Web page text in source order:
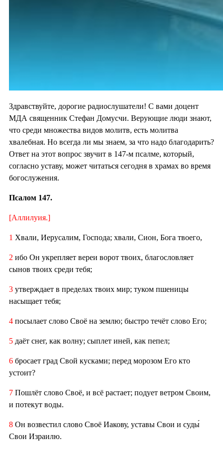
Здравствуйте, дорогие радиослушатели! С вами доцент
МДА священник Стефан Домусчи. Верующие люди знают,
что среди множества видов молитв, есть молитва
хвалебная. Но всегда ли мы знаем, за что надо благодарить?
Ответ на этот вопрос звучит в 147-м псалме, который,
согласно уставу, может читаться сегодня в храмах во время
богослужения.
Псалом 147.
[Аллилуия.]
1 Хвали, Иерусалим, Господа; хвали, Сион, Бога твоего,
2 ибо Он укрепляет вереи ворот твоих, благословляет
сынов твоих среди тебя;
3 утверждает в пределах твоих мир; туком пшеницы
насыщает тебя;
4 посылает слово Своё на землю; быстро течёт слово Его;
5 даёт снег, как волну; сыплет иней, как пепел;
6 бросает град Свой кусками; перед морозом Его кто
устоит?
7 Пошлёт слово Своё, и всё растает; подует ветром Своим,
и потекут воды.
8 Он возвестил слово Своё Иакову, уставы Свои и суды́
Свои Израилю.